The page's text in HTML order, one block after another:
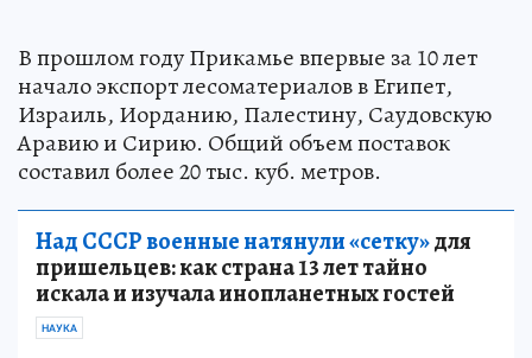
В прошлом году Прикамье впервые за 10 лет
начало экспорт лесоматериалов в Египет,
Израиль, Иорданию, Палестину, Саудовскую
Аравию и Сирию. Общий объем поставок
составил более 20 тыс. куб. метров.
Над СССР военные натянули «сетку»для
пришельцев: как страна 13 лет тайно
искала и изучала инопланетных гостей
НАУКА